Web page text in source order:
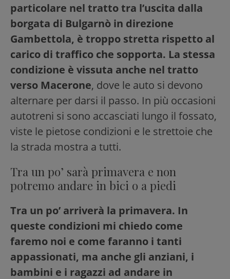
particolare nel tratto tra l’uscita dalla
borgata di Bulgarnò in direzione
Gambettola, è troppo stretta rispetto al
carico di traffico che sopporta. La stessa
condizione è vissuta anche nel tratto
verso Macerone, dove le auto si devono
alternare per darsi il passo. In più occasioni
autotreni si sono accasciati lungo il fossato,
viste le pietose condizioni e le strettoie che
la strada mostra a tutti.
Tra un po’ sarà primavera e non
potremo andare in bici o a piedi
Tra un po’ arriverà la primavera. In
queste condizioni mi chiedo come
faremo noi e come faranno i tanti
appassionati, ma anche gli anziani, i
bambini e i ragazzi ad andare in